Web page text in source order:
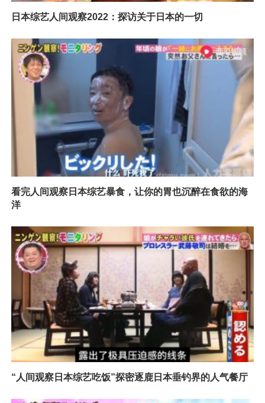
日本综艺人间观察2022：探访关于日本的一切
看完人间观察日本综艺暴食，让你的胃也沉醉在食欲的海
洋
“人间观察日本综艺吃饭”探密逐鹿日本垂钓界的人气餐厅